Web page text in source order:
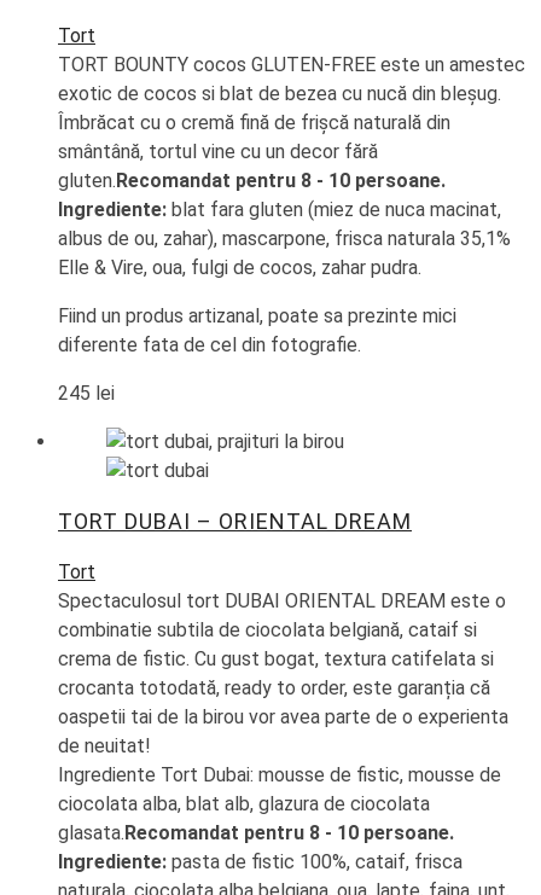
Tort
TORT BOUNTY cocos GLUTEN-FREE este un amestec
exotic de cocos si blat de bezea cu nucă din bleșug.
Îmbrăcat cu o cremă fină de frișcă naturală din
smântână, tortul vine cu un decor fără
gluten.Recomandat pentru 8 - 10 persoane.
Ingrediente: blat fara gluten (miez de nuca macinat,
albus de ou, zahar), mascarpone, frisca naturala 35,1%
Elle & Vire, oua, fulgi de cocos, zahar pudra.
Fiind un produs artizanal, poate sa prezinte mici
diferente fata de cel din fotografie.
245 lei
TORT DUBAI – ORIENTAL DREAM
Tort
Spectaculosul tort DUBAI ORIENTAL DREAM este o
combinatie subtila de ciocolata belgiană, cataif si
crema de fistic. Cu gust bogat, textura catifelata si
crocanta totodată, ready to order, este garanția că
oaspetii tai de la birou vor avea parte de o experienta
de neuitat!
Ingrediente Tort Dubai: mousse de fistic, mousse de
ciocolata alba, blat alb, glazura de ciocolata
glasata.Recomandat pentru 8 - 10 persoane.
Ingrediente: pasta de fistic 100%, cataif, frisca
naturala, ciocolata alba belgiana, oua, lapte, faina, unt,